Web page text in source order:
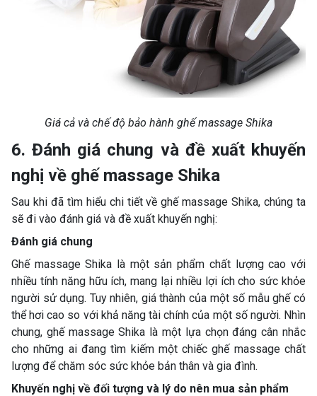
Giá cả và chế độ bảo hành ghế massage Shika
6. Đánh giá chung và đề xuất khuyến
nghị về ghế massage Shika
Sau khi đã tìm hiểu chi tiết về ghế massage Shika, chúng ta
sẽ đi vào đánh giá và đề xuất khuyến nghị:
Đánh giá chung
Ghế massage Shika là một sản phẩm chất lượng cao với
nhiều tính năng hữu ích, mang lại nhiều lợi ích cho sức khỏe
người sử dụng. Tuy nhiên, giá thành của một số mẫu ghế có
thể hơi cao so với khả năng tài chính của một số người. Nhìn
chung, ghế massage Shika là một lựa chọn đáng cân nhắc
cho những ai đang tìm kiếm một chiếc ghế massage chất
lượng để chăm sóc sức khỏe bản thân và gia đình.
Khuyến nghị về đối tượng và lý do nên mua sản phẩm